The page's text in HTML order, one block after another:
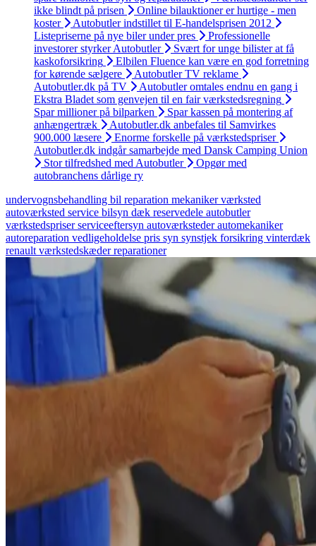
ikke blindt på prisen
Online bilauktioner er hurtige - men
koster
Autobutler indstillet til E-handelsprisen 2012
Listepriserne på nye biler under pres
Professionelle
investorer styrker Autobutler
Svært for unge bilister at få
kaskoforsikring
Elbilen Fluence kan være en god forretning
for kørende sælgere
Autobutler TV reklame
Autobutler.dk på TV
Autobutler omtales endnu en gang i
Ekstra Bladet som genvejen til en fair værkstedsregning
Spar millioner på bilparken
Spar kassen på montering af
anhængertræk
Autobutler.dk anbefales til Samvirkes
900.000 læsere
Enorme forskelle på værkstedspriser
Autobutler.dk indgår samarbejde med Dansk Camping Union
Stor tilfredshed med Autobutler
Opgør med
autobranchens dårlige ry
undervognsbehandling bil reparation mekanikerværksted
autoværksted service bilsyn dæk reservedele autobutler
værkstedspriserserviceeftersyn autoværkstederautomekaniker
autoreparation vedligeholdelse pris syn synstjek forsikring vinterdæk
renault værkstedskæderreparationer